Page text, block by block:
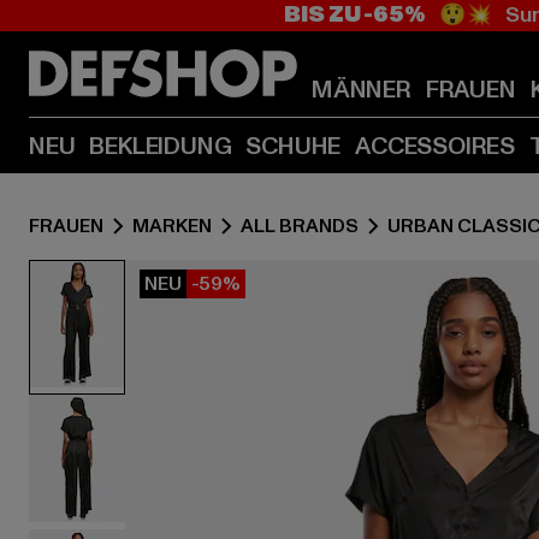
BIS ZU -65% 😲💥
MÄNNER FRAUEN
NEU BEKLEIDUNG SCHUHE ACCESSOIRES
FRAUEN MARKEN ALL BRANDS URBAN
NEU -59%